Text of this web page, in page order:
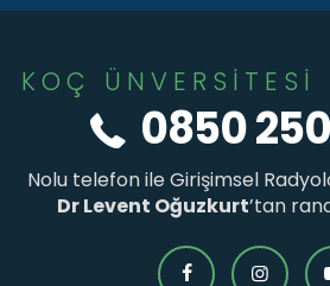
KOÇ ÜNVERSİTESİ
0850
Nolu telefon ile Girişimsel
Dr Levent Oğuzkurt’tan